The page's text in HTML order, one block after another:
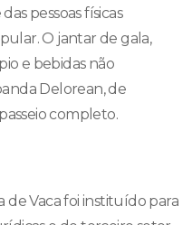
pessoas físicas
O jantar de gala,
e bebidas não
Delorean, de
completo.
de Vaca foi instituído para